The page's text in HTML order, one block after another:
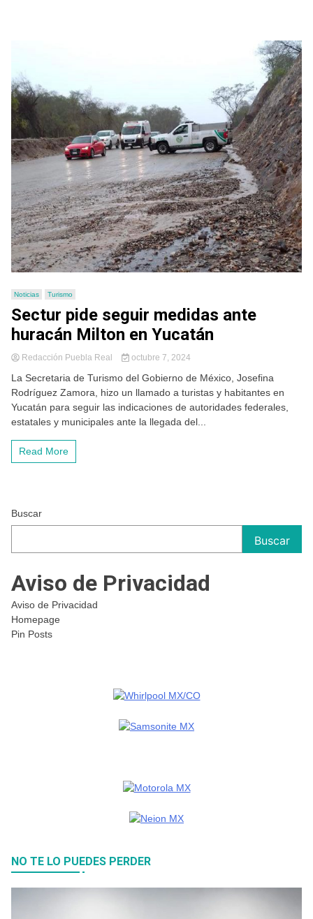
Noticias Turismo
Sectur pide seguir medidas ante
huracán Milton en Yucatán
Redacción Puebla Real octubre 7, 2024
La Secretaria de Turismo del Gobierno de México, Josefina
Rodríguez Zamora, hizo un llamado a turistas y habitantes en
Yucatán para seguir las indicaciones de autoridades federales,
estatales y municipales ante la llegada del...
Read More
Buscar
Buscar
Aviso de Privacidad
Aviso de Privacidad
Homepage
Pin Posts
NO TE LO PUEDES PERDER